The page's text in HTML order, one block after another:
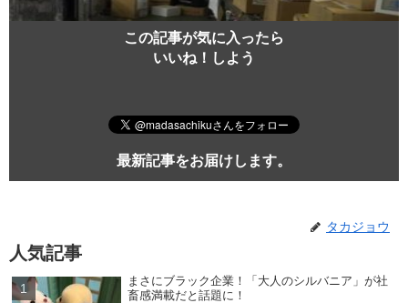
この記事が気に入ったら
いいね！しよう
最新記事をお届けします。
タカジョウ
人気記事
まさにブラック企業！「大人のシルバニア」が社
畜感満載だと話題に！